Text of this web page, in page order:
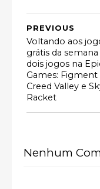
PREVIOUS
Voltando aos
grátis da
dois jogos na
Games: Figment
Creed Valley e
Racket
Nenhum